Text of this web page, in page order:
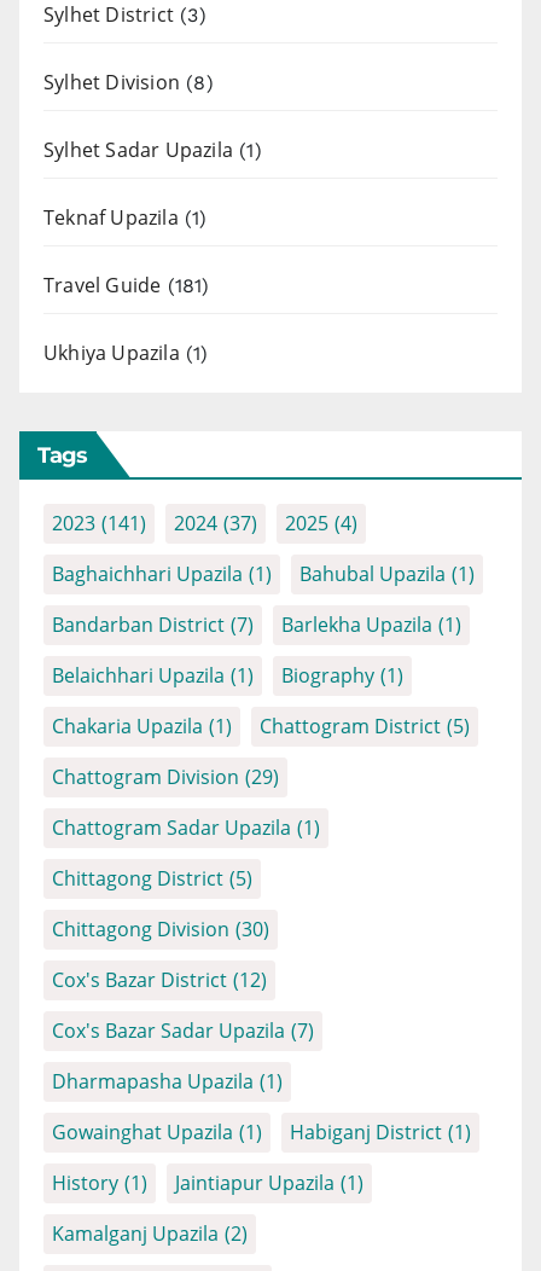
Sylhet District (3)
Sylhet Division (8)
Sylhet Sadar Upazila (1)
Teknaf Upazila (1)
Travel Guide (181)
Ukhiya Upazila (1)
Tags
2023 (141) 2024 (37) 2025 (4)
Baghaichhari Upazila (1) Bahubal Upazila (1)
Bandarban District (7) Barlekha Upazila (1)
Belaichhari Upazila (1) Biography (1)
Chakaria Upazila (1) Chattogram District (5)
Chattogram Division (29)
Chattogram Sadar Upazila (1)
Chittagong District (5)
Chittagong Division (30)
Cox's Bazar District (12)
Cox's Bazar Sadar Upazila (7)
Dharmapasha Upazila (1)
Gowainghat Upazila (1) Habiganj District (1)
History (1) Jaintiapur Upazila (1)
Kamalganj Upazila (2)